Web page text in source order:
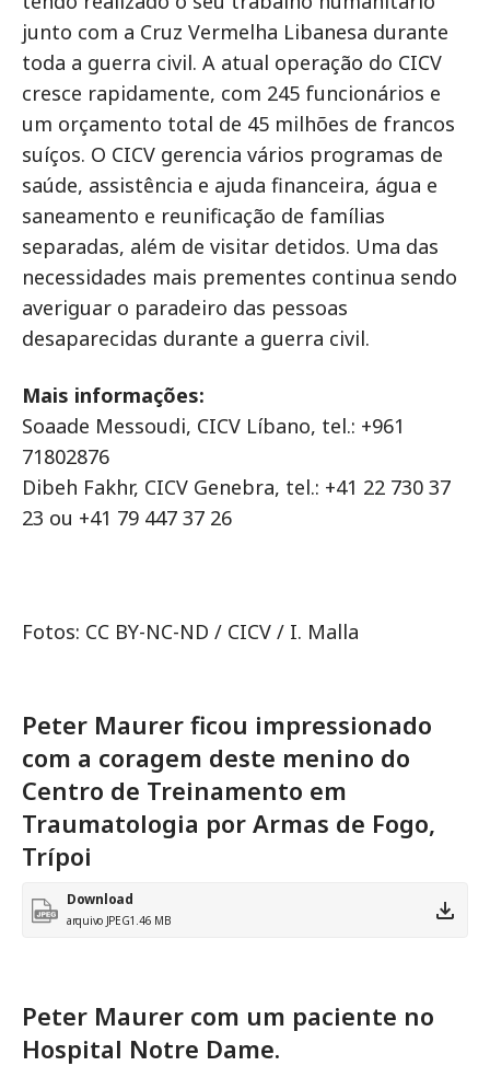
junto com a Cruz Vermelha Libanesa durante
toda a guerra civil. A atual operação do CICV
cresce rapidamente, com 245 funcionários e
um orçamento total de 45 milhões de francos
suíços. O CICV gerencia vários programas de
saúde, assistência e ajuda financeira, água e
saneamento e reunificação de famílias
separadas, além de visitar detidos. Uma das
necessidades mais prementes continua sendo
averiguar o paradeiro das pessoas
desaparecidas durante a guerra civil.
Mais informações:
Soaade Messoudi, CICV Líbano, tel.: +961
71802876
Dibeh Fakhr, CICV Genebra, tel.: +41 22 730 37
23 ou +41 79 447 37 26
Fotos: CC BY-NC-ND / CICV / I. Malla
Peter Maurer ficou impressionado
com a coragem deste menino do
Centro de Treinamento em
Traumatologia por Armas de Fogo,
Trípoi
Download
arquivo JPEG1.46 MB
Peter Maurer com um paciente no
Hospital Notre Dame.